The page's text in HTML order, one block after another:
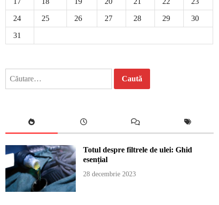
24 25 26 27 28 29 30
31
Totul despre filtrele de ulei: Ghid
esențial
28 decembrie 2023